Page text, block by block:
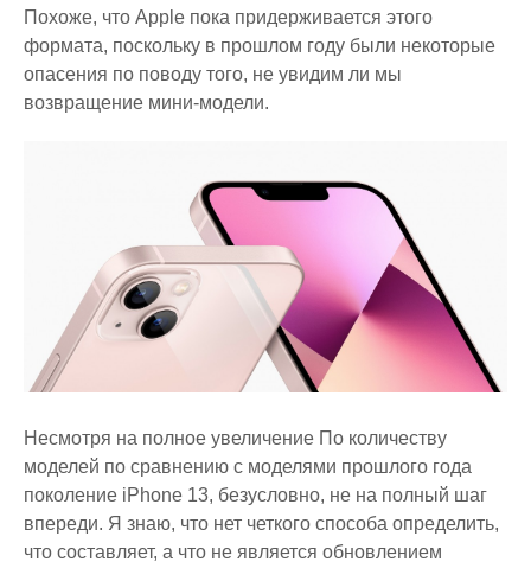
Похоже, что Apple пока придерживается этого
формата, поскольку в прошлом году были некоторые
опасения по поводу того, не увидим ли мы
возвращение мини-модели.
Несмотря на полное увеличение По количеству
моделей по сравнению с моделями прошлого года
поколение iPhone 13, безусловно, не на полный шаг
впереди. Я знаю, что нет четкого способа определить,
что составляет, а что не является обновлением